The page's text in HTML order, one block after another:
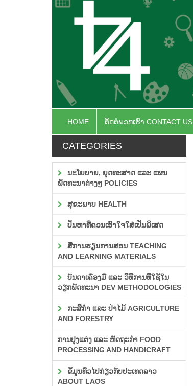
HOME ຕິດຕໍ່ພວກເຮົາ CONTACT US
CATEGORIES
ນະໂຍບາຍ, ຍຸດທະສາດ ແລະ ແຜນ
ພັດທະນາຕ່າງໆ POLICIES
ສຸຂະພາບ HEALTH
ປັນຫາທີ່ຄວນເອົາໃຈໃສ່ເປັນພິເສດ
ສື່ການຮຽນການສອນ TEACHING
AND LEARNING MATERIALS
ບັນດາເຄື່ອງມື ແລະ ວິທີການທີ່ໃຊ້ໃນ
ວຽກພັດທະນາ DEV METHODOLOGIES
ກະສິກຳ ແລະ ປ່າໄມ້ AGRICULTURE
AND FORESTRY
ການປຸງແຕ່ງ ແລະ ຫັດຖະກຳ FOOD
PROCESSING AND HANDICRAFT
ຂໍ້ມູນທົ່ວໄປກ່ຽວກັບປະເທດລາວ
ABOUT LAOS